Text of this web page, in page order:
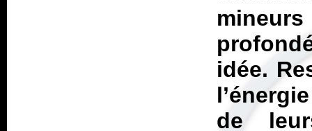
idée.
de